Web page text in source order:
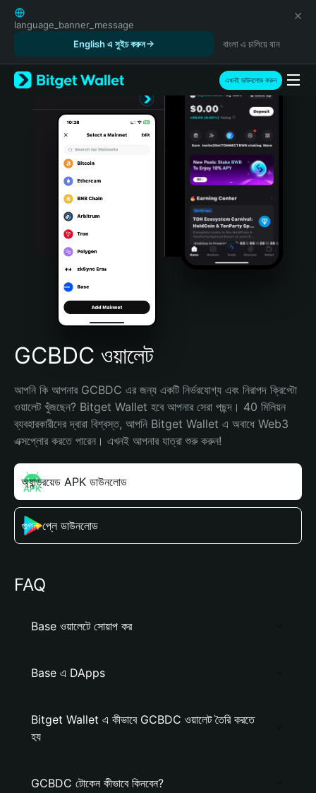
English
日本語
Русский
Español (Latinoamérica)
Türkçe
Português (Portugal)
Bahasa Indonesia
Português (Brasil)
Español (Argentina)
language_banner_message
English এ সুইচ করুন
বাংলা এ চালিয়ে যান
এখনই ডাউনলোড করুন
GCBDC ওয়ালেট
আপনি কি আপনার GCBDC এর জন্য একটি নির্ভরযোগ্য এবং নিরাপদ ক্রিপ্টো
ওয়ালেট খুঁজছেন? Bitget Wallet হবে আপনার সেরা পছন্দ। 40 মিলিয়ন
ব্যবহারকারীদের দ্বারা বিশ্বস্ত, আপনি Bitget Wallet এ অবাধে Web3
এক্সপ্লোর করতে পারেন। এখনই আপনার যাত্রা শুরু করুন!
অ্যান্ড্রয়েড APK ডাউনলোড
গুগল প্লে ডাউনলোড
FAQ
Base ওয়ালেটে সোয়াপ কর
Base এ DApps
Bitget Wallet এ কীভাবে GCBDC ওয়ালেট তৈরি করতে
হয
GCBDC টোকেন কীভাবে কিনবেন?